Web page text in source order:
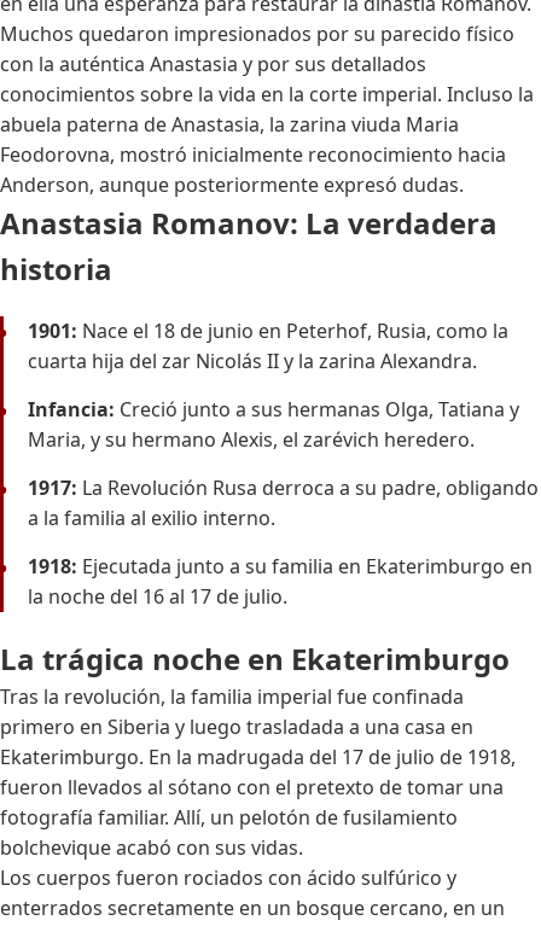
Muchos quedaron impresionados por su parecido físico
con la auténtica Anastasia y por sus detallados
conocimientos sobre la vida en la corte imperial. Incluso la
abuela paterna de Anastasia, la zarina viuda Maria
Feodorovna, mostró inicialmente reconocimiento hacia
Anderson, aunque posteriormente expresó dudas.
Anastasia Romanov: La verdadera
historia
1901: Nace el 18 de junio en Peterhof, Rusia, como la
cuarta hija del zar Nicolás II y la zarina Alexandra.
Infancia: Creció junto a sus hermanas Olga, Tatiana y
Maria, y su hermano Alexis, el zarévich heredero.
1917: La Revolución Rusa derroca a su padre, obligando
a la familia al exilio interno.
1918: Ejecutada junto a su familia en Ekaterimburgo en
la noche del 16 al 17 de julio.
La trágica noche en Ekaterimburgo
Tras la revolución, la familia imperial fue confinada
primero en Siberia y luego trasladada a una casa en
Ekaterimburgo. En la madrugada del 17 de julio de 1918,
fueron llevados al sótano con el pretexto de tomar una
fotografía familiar. Allí, un pelotón de fusilamiento
bolchevique acabó con sus vidas.
Los cuerpos fueron rociados con ácido sulfúrico y
enterrados secretamente en un bosque cercano, en un